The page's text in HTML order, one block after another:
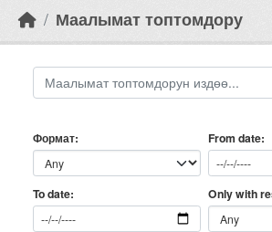
Маалымат топтомдору
Формат From date
To date Only with